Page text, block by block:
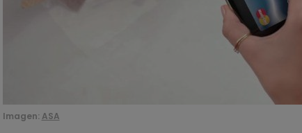
Imagen: ASA